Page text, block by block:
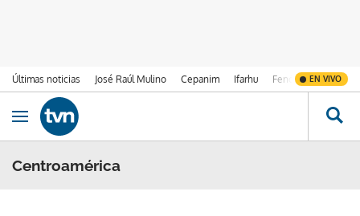
Últimas noticias José Raúl Mulino Cepanim Ifarhu Fenómeno de El
EN VIVO
Ir al contenido
Obrir navegació
Centroamérica